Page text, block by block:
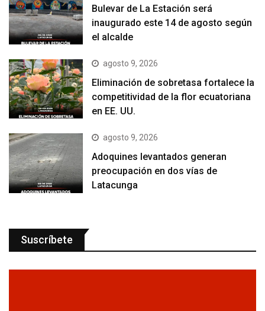
Bulevar de La Estación será
inaugurado este 14 de agosto según
el alcalde
agosto 9, 2026
Eliminación de sobretasa fortalece la
competitividad de la flor ecuatoriana
en EE. UU.
agosto 9, 2026
Adoquines levantados generan
preocupación en dos vías de
Latacunga
Suscríbete